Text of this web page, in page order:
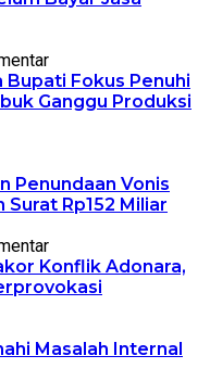
Fokus Penuhi
Ganggu Produksi
Penundaan Vonis
Surat Rp152 Miliar
Konflik Adonara,
Masalah Internal